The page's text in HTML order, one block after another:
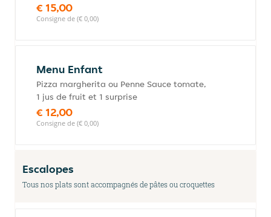
€ 15,00
Consigne de (€ 0,00)
Menu Enfant
Pizza margherita ou Penne Sauce tomate,
1 jus de fruit et 1 surprise
€ 12,00
Consigne de (€ 0,00)
Escalopes
Tous nos plats sont accompagnés de pâtes ou croquettes